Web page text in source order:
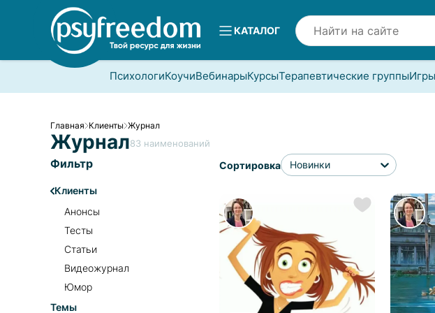
КАТАЛОГ
ПсихологиКоучиВебинарыКурсыТерапевтические группыИгры
Главная Клиенты Журнал
Журнал83 наименований
Фильтр
Клиенты
Анонсы
Тесты
Статьи
Видеожурнал
Юмор
Темы
Сортировка Новинки